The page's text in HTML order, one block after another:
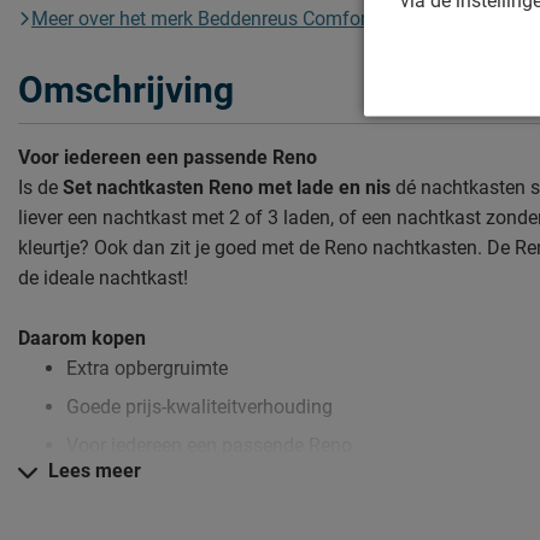
Meer over het merk Beddenreus Comfort
Omschrijving
Voor iedereen een passende Reno
Is de Set nachtkasten Reno met lade en nis dé nachtkasten
liever een nachtkast met 2 of 3 laden, of een nachtkast
kleurtje? Ook dan zit je goed met de Reno nachtkasten. De
de ideale nachtkast!
Daarom kopen
Extra opbergruimte
Goede prijs-kwaliteitverhouding
Lees meer